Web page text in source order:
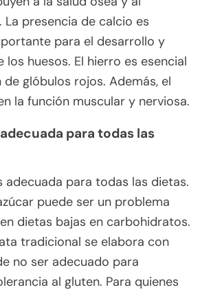
La presencia de calcio es
para el desarrollo y
huesos. El hierro es esencial
glóbulos rojos. Además, el
la función muscular y nerviosa.
para todas las
adecuada para todas las dietas.
puede ser un problema
dietas bajas en carbohidratos.
tradicional se elabora con
no ser adecuado para
al gluten. Para quienes